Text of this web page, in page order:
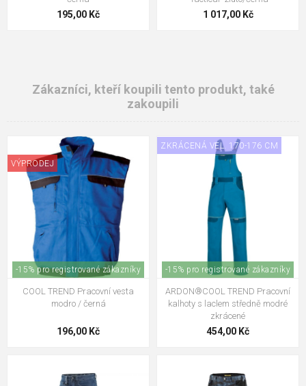
195,00 Kč 1 017,00 Kč
Zákazníci, kteří koupili tento produkt, také
zakoupili
-15% pro registrované zákazníky
VÝPRODEJ
COOL TREND Pracovní vesta
modro / černá
196,00 Kč
ZKRÁCENÁ VEL. 170-176 CM
-15% pro registrované zákazníky
ARDON®COOL TREND Pracovní
kalhoty s laclem středně modré
zkrácené
454,00 Kč